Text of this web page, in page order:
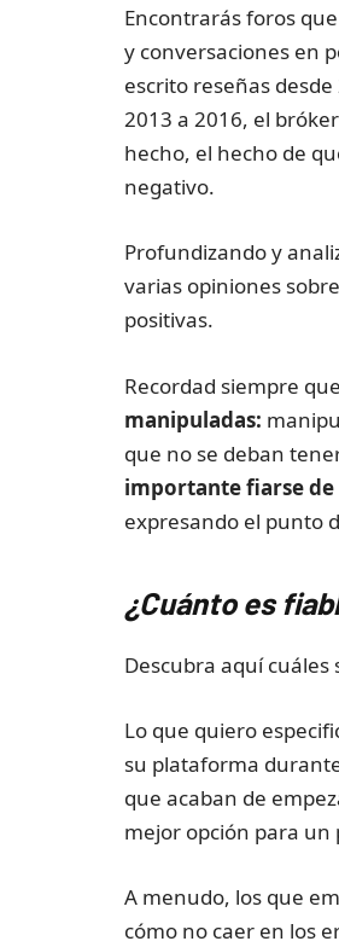
Encontrarás foros
y conversaciones en
escrito reseñas
2013 a 2016, el
hecho, el hecho de
negativo.
Profundizando y
varias opiniones
positivas.
Recordad siempre que
manipuladas:
que no se deban
importante fiarse de
expresando el punto
¿Cuánto es
Descubra aquí cuáles
Lo que quiero
su plataforma
que acaban de
mejor opción para un
A menudo, los que
cómo no caer en los